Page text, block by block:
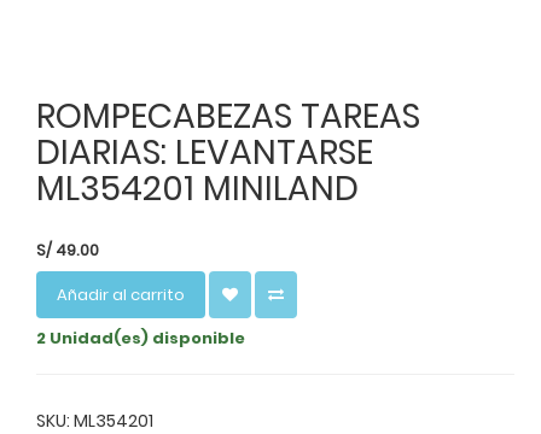
ROMPECABEZAS TAREAS
DIARIAS: LEVANTARSE
ML354201 MINILAND
S/49.00
Añadir al carrito
2 Unidad(es) disponible
SKU: ML354201